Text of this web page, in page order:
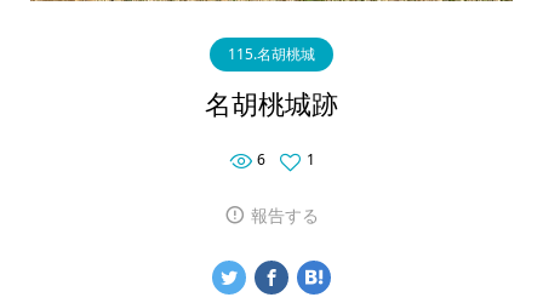
115.名胡桃城
名胡桃城跡
6 1
報告する